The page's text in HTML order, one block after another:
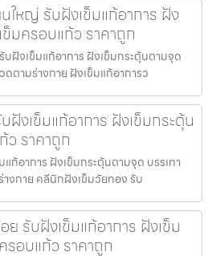
ใหญ่ รับฝังเข็มแก้อาการ ฝัง
มครอบแก้ว ราคาถูก
บฝังเข็มแก้อาการ ฝังเข็มกระตุ้นตามจุด
ดตามร่างกาย ฝังเข็มแก้อาการว
งเข็มแก้อาการ ฝังเข็มกระตุ้น
ว ราคาถูก
ก้อาการ ฝังเข็มกระตุ้นตามจุด บรรเทา
างกาย คลีนิกฝังเข็มวัยทอง รับ
รับฝังเข็มแก้อาการ ฝังเข็ม
รอบแก้ว ราคาถูก